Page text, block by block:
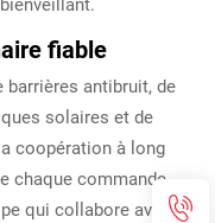
fiable
barrières antibruit, de
solaires et de
coopération à long
chaque commande
qui collabore avec